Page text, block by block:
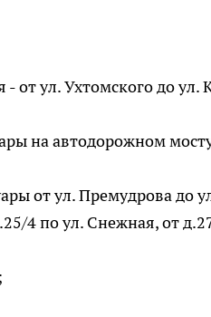
- от ул. Ухтомского до ул.
на автодорожном
от ул. Премудрова до
4 по ул. Снежная, от